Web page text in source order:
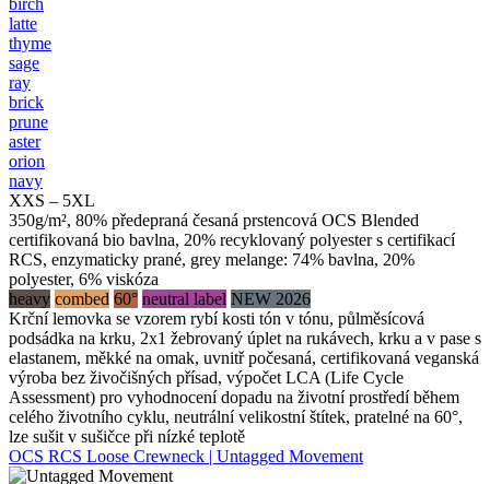
birch
latte
thyme
sage
ray
brick
prune
aster
orion
navy
XXS – 5XL
350g/m², 80% předepraná česaná prstencová OCS Blended
certifikovaná bio bavlna, 20% recyklovaný polyester s certifikací
RCS, enzymaticky prané, grey melange: 74% bavlna, 20%
polyester, 6% viskóza
heavy combed 60° neutral label NEW 2026
Krční lemovka se vzorem rybí kosti tón v tónu, půlměsícová
podsádka na krku, 2x1 žebrovaný úplet na rukávech, krku a v pase s
elastanem, měkké na omak, uvnitř počesaná, certifikovaná veganská
výroba bez živočišných přísad, výpočet LCA (Life Cycle
Assessment) pro vyhodnocení dopadu na životní prostředí během
celého životního cyklu, neutrální velikostní štítek, pratelné na 60°,
lze sušit v sušičce při nízké teplotě
OCS RCS Loose Crewneck | Untagged Movement